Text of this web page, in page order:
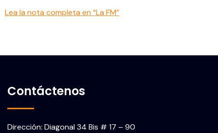
Lea la nota completa en “La FM”
Contáctenos
Dirección: Diagonal 34 Bis # 17 – 90